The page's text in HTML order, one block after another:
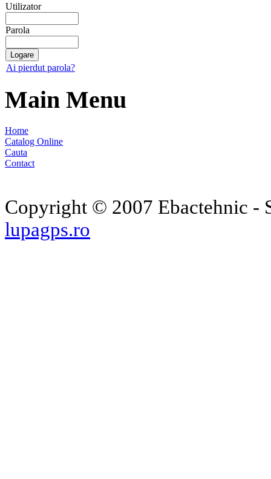
Utilizator
Parola
Ai pierdut parola?
Main Menu
Home
Catalog Online
Cauta
Contact
Copyright © 2007 Ebactehnic -
lupagps.ro